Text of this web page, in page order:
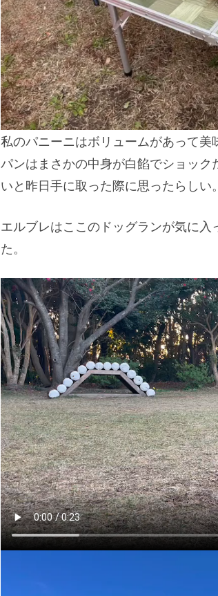
私のパニーニはボリュームがあって
パンはまさかの中身が白餡でショッ
いと昨日手に取った際に思ったらしい。
エルブレはここのドッグランが気に
た。